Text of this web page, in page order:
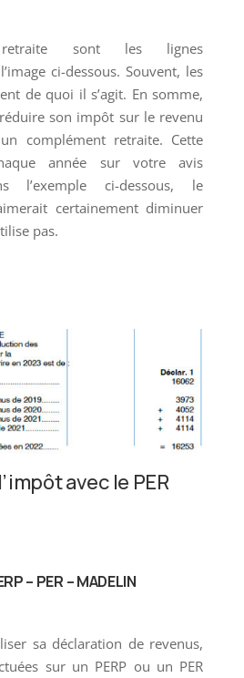
sont les lignes
ci-dessous. Souvent, les
de quoi il s’agit. En somme,
son impôt sur le revenu
complément retraite. Cette
année sur votre avis
l’exemple ci-dessous, le
certainement diminuer
pas.
avec le PER
– PER – MADELIN
sa déclaration de revenus,
sur un PERP ou un PER